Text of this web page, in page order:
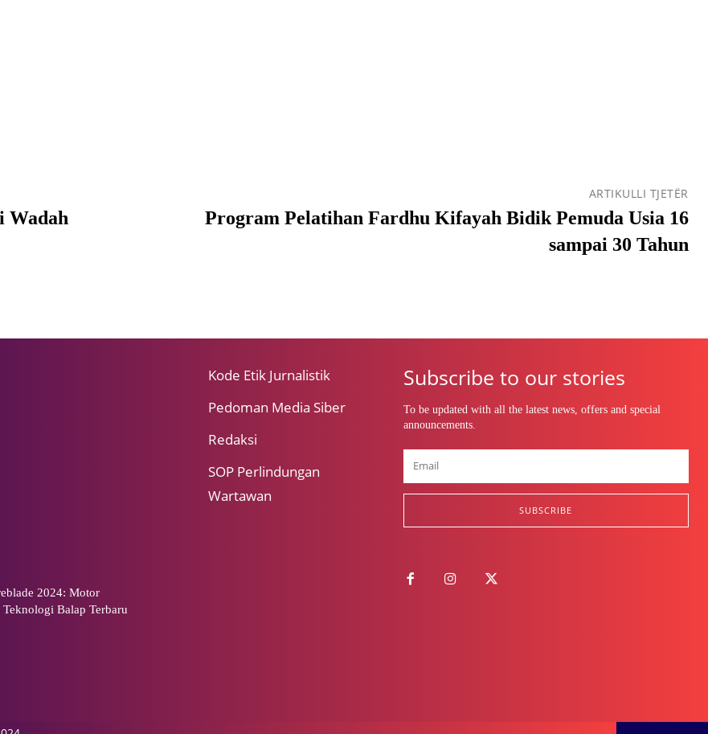
Wadah
ARTIKULLI TJETËR
Program Pelatihan Fardhu Kifayah Bidik Pemuda Usia 16
sampai 30 Tahun
2024: Motor
Teknologi Balap Terbaru
Kode Etik Jurnalistik
Pedoman Media Siber
Redaksi
SOP Perlindungan
Wartawan
Subscribe to our stories
To be updated with all the latest news, offers and special
announcements.
SUBSCRIBE